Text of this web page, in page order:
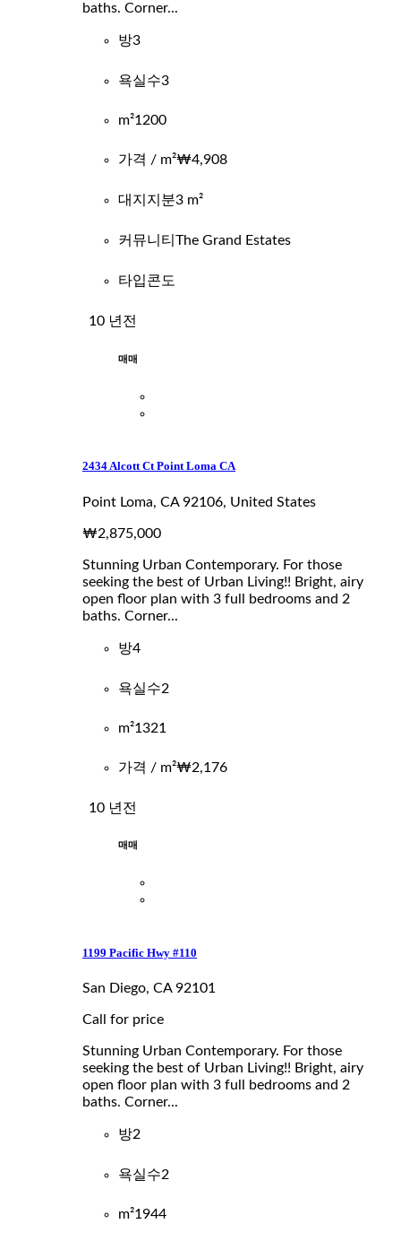
baths. Corner...
방3
욕실수3
m²1200
가격 / m²₩4,908
대지지분3 m²
커뮤니티The Grand Estates
타입콘도
10 년전
매매
2434 Alcott Ct Point Loma CA
Point Loma, CA 92106, United States
₩2,875,000
Stunning Urban Contemporary. For those
seeking the best of Urban Living!! Bright, airy
open floor plan with 3 full bedrooms and 2
baths. Corner...
방4
욕실수2
m²1321
가격 / m²₩2,176
10 년전
매매
1199 Pacific Hwy #110
San Diego, CA 92101
Call for price
Stunning Urban Contemporary. For those
seeking the best of Urban Living!! Bright, airy
open floor plan with 3 full bedrooms and 2
baths. Corner...
방2
욕실수2
m²1944